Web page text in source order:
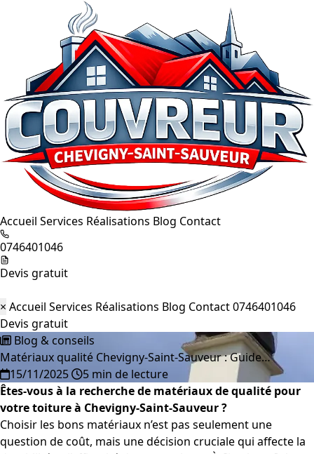
Accueil Services Réalisations Blog Contact
0746401046
Devis gratuit
× Accueil Services Réalisations Blog Contact0746401046
Devis gratuit
Blog & conseils
Matériaux qualité Chevigny-Saint-Sauveur : Guide…
15/11/2025
5 min de lecture
Êtes-vous à la recherche de matériaux de qualité pour
votre toiture à Chevigny-Saint-Sauveur ?
Choisir les bons matériaux n’est pas seulement une
question de coût, mais une décision cruciale qui affecte la